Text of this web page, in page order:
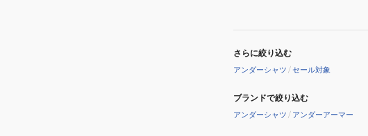
さらに絞り込む
アンダーシャツ /セール対象
ブランドで絞り込む
アンダーシャツ / アンダーアーマー